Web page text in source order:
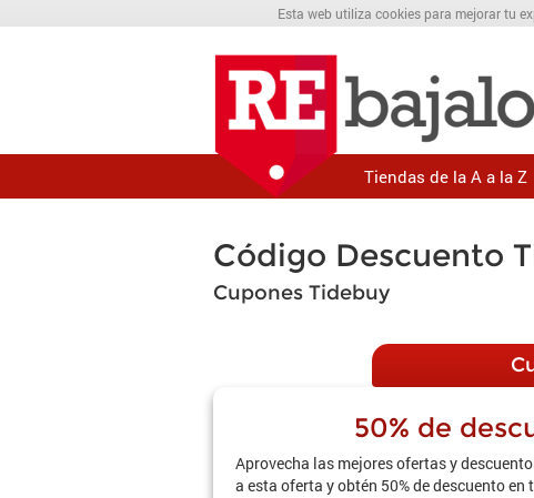
Esta web utiliza cookies para mejorar tu
Tiendas de la A a la Z
Código Descuento
Cupones Tidebuy
50% de
Aprovecha las mejores ofertas y
a esta oferta y obtén 50% de descuento en